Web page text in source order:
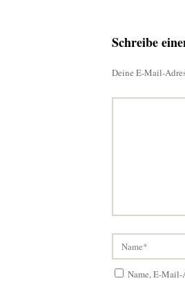
Schreibe
Deine E-Mail-
Name, E-Mail-